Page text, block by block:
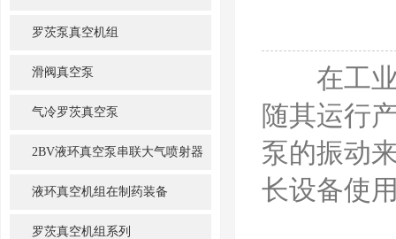
罗茨泵真空机组
滑阀真空泵
气冷罗茨真空泵
2BV液环真空泵串联大气喷射器
机组液环真空机组在制药装备
罗茨真空机组系列
在工业
随其运行
泵的振动
长设备使